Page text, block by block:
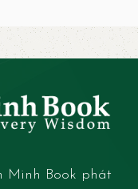
Minh Book phát